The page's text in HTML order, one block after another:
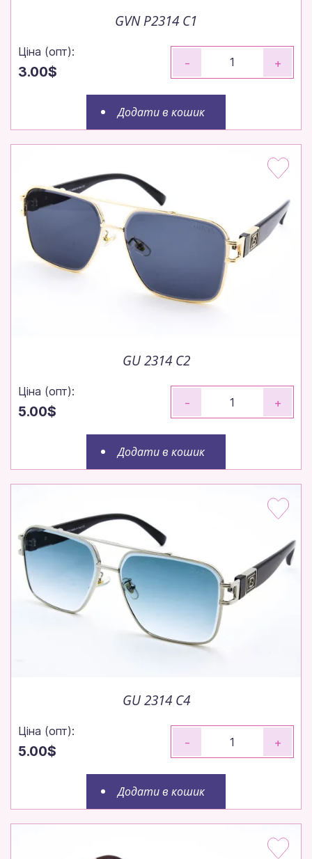
GVN P2314 C1
Ціна (опт):
3.00$
- +
Додати в кошик
GU 2314 C2
Ціна (опт):
5.00$
- +
Додати в кошик
GU 2314 C4
Ціна (опт):
5.00$
- +
Додати в кошик
Замовляйте до 14:00 — відправимо
Робимо все, щоб ваше замовлення вирушило до
вас максимально швидко.
Щотижня — нові моделі!
Щотижневі поповнення — залишайтеся в тренді